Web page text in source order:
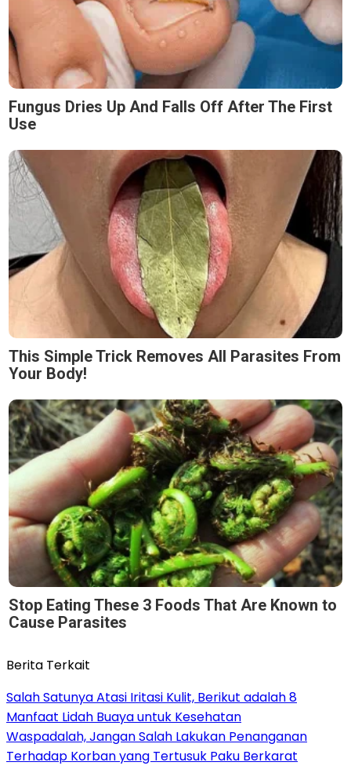
Fungus Dries Up And Falls Off After The First
Use
This Simple Trick Removes All Parasites From
Your Body!
Stop Eating These 3 Foods That Are Known to
Cause Parasites
Berita Terkait
Salah Satunya Atasi Iritasi Kulit, Berikut adalah 8
Manfaat Lidah Buaya untuk Kesehatan
Waspadalah, Jangan Salah Lakukan Penanganan
Terhadap Korban yang Tertusuk Paku Berkarat